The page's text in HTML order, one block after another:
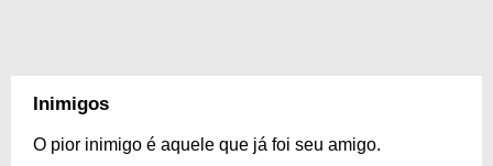
Inimigos
O pior inimigo é aquele que já foi seu amigo.